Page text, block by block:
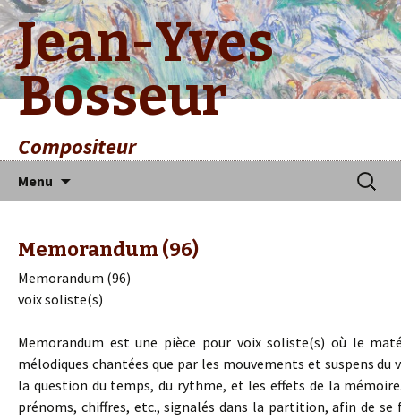
Jean-Yves
Bosseur
Compositeur
Menu
principal
Memorandum (96)
Memorandum (96)
voix soliste(s)
Memorandum est une pièce pour voix soliste(s) où le
mélodiques chantées que par les mouvements et suspens
la question du temps, du rythme, et les effets de la
prénoms, chiffres, etc., signalés dans la partition, afin de se